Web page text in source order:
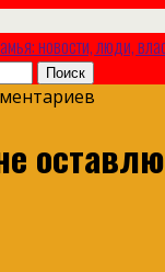
новости, люди,